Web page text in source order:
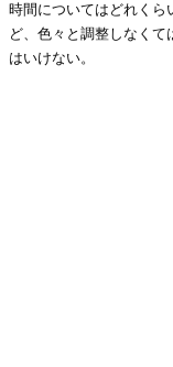
時間についてはどれくら
ど、色々と調整しなく
はいけない。